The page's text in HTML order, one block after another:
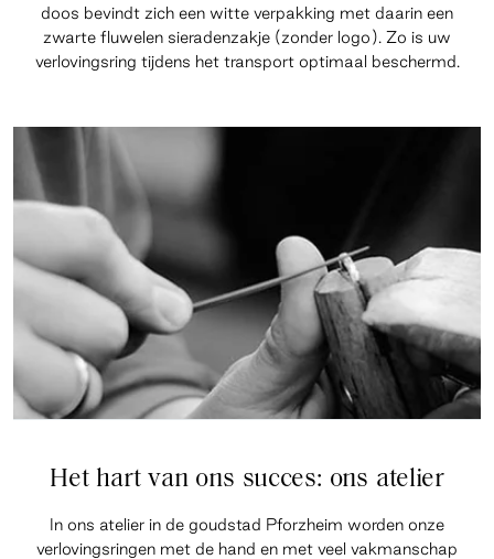
doos bevindt zich een witte verpakking met daarin een
zwarte fluwelen sieradenzakje (zonder logo). Zo is uw
verlovingsring tijdens het transport optimaal beschermd.
Het hart van ons succes: ons atelier
In ons atelier in de goudstad Pforzheim worden onze
verlovingsringen met de hand en met veel vakmanschap